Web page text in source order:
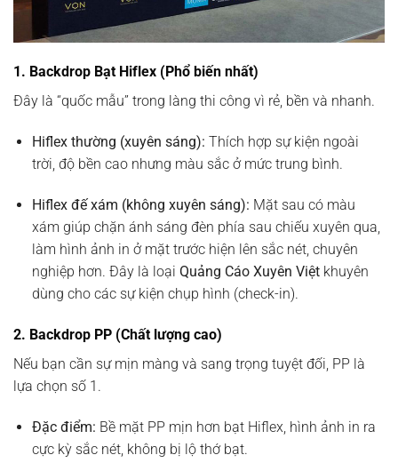
1. Backdrop Bạt Hiflex (Phổ biến nhất)
Đây là “quốc mẫu” trong làng thi công vì rẻ, bền và nhanh.
Hiflex thường (xuyên sáng): Thích hợp sự kiện ngoài
trời, độ bền cao nhưng màu sắc ở mức trung bình.
Hiflex đế xám (không xuyên sáng): Mặt sau có màu
xám giúp chặn ánh sáng đèn phía sau chiếu xuyên qua,
làm hình ảnh in ở mặt trước hiện lên sắc nét, chuyên
nghiệp hơn. Đây là loại Quảng Cáo Xuyên Việtkhuyên
dùng cho các sự kiện chụp hình (check-in).
2. Backdrop PP (Chất lượng cao)
Nếu bạn cần sự mịn màng và sang trọng tuyệt đối, PP là
lựa chọn số 1.
Đặc điểm: Bề mặt PP mịn hơn bạt Hiflex, hình ảnh in ra
cực kỳ sắc nét, không bị lộ thớ bạt.